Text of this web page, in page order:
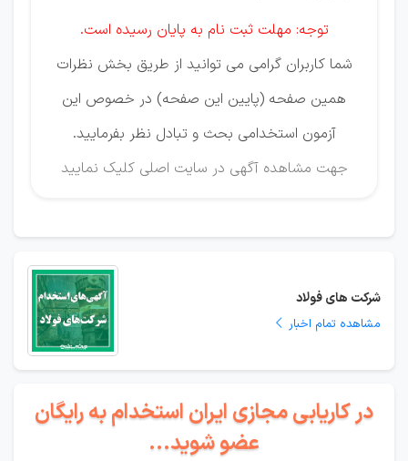
توجه: مهلت ثبت نام به پایان رسیده است.
شما کاربران گرامی می توانید از طریق بخش نظرات
همین صفحه (پایین این صفحه) در خصوص این
آزمون استخدامی بحث و تبادل نظر بفرمایید.
جهت مشاهده آگهی در سایت اصلیکلیک نمایید
شرکت های فولاد
مشاهده تمام اخبار
در کاریابی مجازی ایران استخدام به رایگان
عضو شوید...